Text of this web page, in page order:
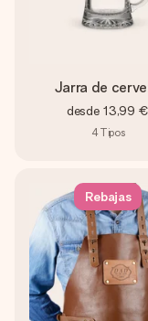
Jarra de
desde 13,99 €
4Tipos
Rebajas